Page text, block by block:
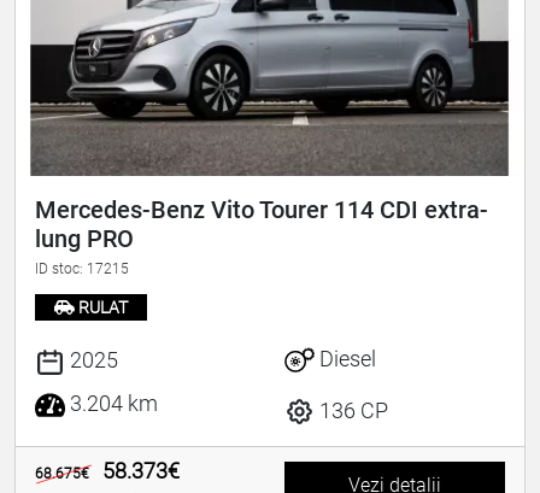
Mercedes-Benz Vito Tourer 114 CDI extra-
lung PRO
ID stoc: 17215
RULAT
2025
3.204 km
Diesel
136 CP
68.675€ 58.373€
Vezi detalii